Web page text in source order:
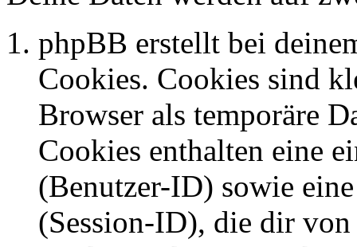
phpBB erstellt bei
Cookies. Cookies sind
Browser als temporäre
Cookies enthalten eine
(Benutzer-ID) sowie
(Session-ID), die dir